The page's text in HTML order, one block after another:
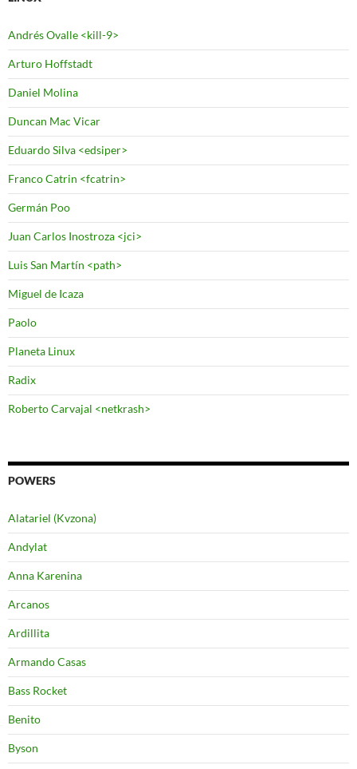
Andrés Ovalle <kill-9>
Arturo Hoffstadt
Daniel Molina
Duncan Mac Vicar
Eduardo Silva <edsiper>
Franco Catrin <fcatrin>
Germán Poo
Juan Carlos Inostroza <jci>
Luis San Martín <path>
Miguel de Icaza
Paolo
Planeta Linux
Radix
Roberto Carvajal <netkrash>
POWERS
Alatariel (Kvzona)
Andylat
Anna Karenina
Arcanos
Ardillita
Armando Casas
Bass Rocket
Benito
Byson